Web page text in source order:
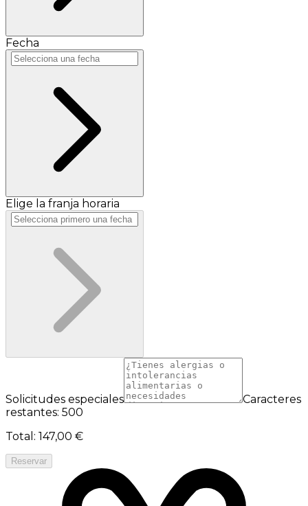
Fecha
Elige la franja horaria
Solicitudes especiales
Caracteres
restantes: 500
Total : 147,00 €
Reservar